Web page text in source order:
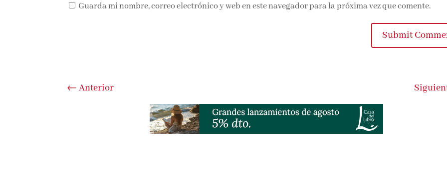
Guarda mi nombre, correo electrónico y web en este navegador para la próxima vez que comente.
Submit
← Anterior